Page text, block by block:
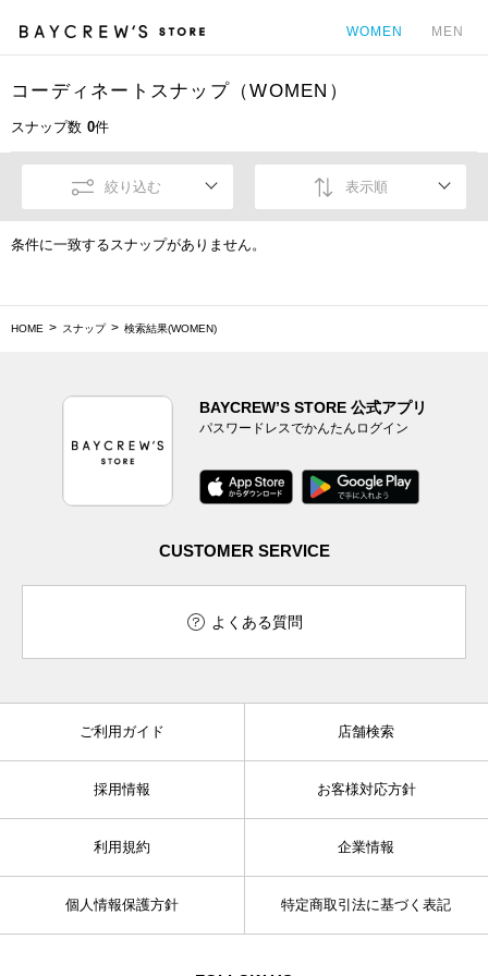
WOMEN MEN
コーディネートスナップ（WOMEN）
スナップ数 0件
絞り込む 表示順
条件に一致するスナップがありません。
HOME スナップ 検索結果(WOMEN)
BAYCREW’S STORE 公式アプリ
パスワードレスでかんたんログイン
CUSTOMER SERVICE
よくある質問
ご利用ガイド 店舗検索
採用情報 お客様対応方針
利用規約 企業情報
個人情報保護方針 特定商取引法に基づく表記